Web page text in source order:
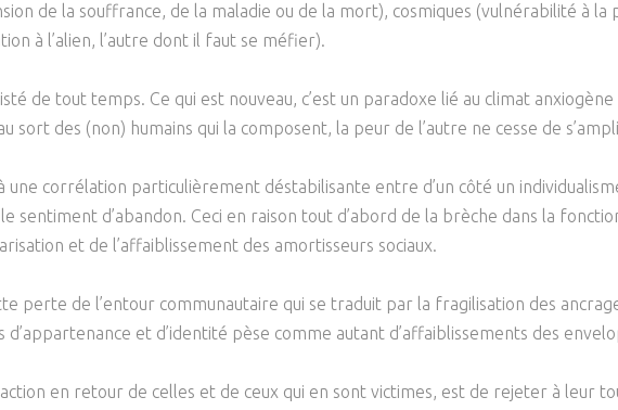
Violence / Maltraitance
Délinquance
Protection De L'enfance
Psychanalyse
Psychologie
Sociologie
Droit
Économie / Emploi
Justice
Religion
Scolarité
Romans / Médias
de la souffrance, de la maladie ou de la mort), cosmiques (vulnérabilité à
à l’alien, l’autre dont il faut se méfier).
de tout temps. Ce qui est nouveau, c’est un paradoxe lié au climat
sort des (non) humains qui la composent, la peur de l’autre ne cesse de
une corrélation particulièrement déstabilisante entre d’un côté un
sentiment d’abandon. Ceci en raison tout d’abord de la brèche dans la
et de l’affaiblissement des amortisseurs sociaux.
perte de l’entour communautaire qui se traduit par la fragilisation des
d’appartenance et d’identité pèse comme autant d’affaiblissements des
en retour de celles et de ceux qui en sont victimes, est de rejeter à leur